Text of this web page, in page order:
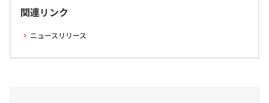
関連リンク
ニュースリリース